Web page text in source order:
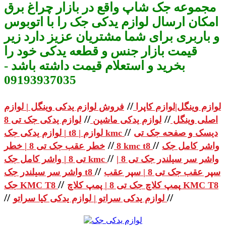
مجموعه جک شاپ واقع در بازار چراغ برق
امکان ارسال لوازم یدکی جک را با اتوبوس
و باربری برای شما مشتریان عزیز دارد زیر
قیمت بازار جنس و قطعه یدکی خود را
بخرید و استعلام قیمت داشته باشد -
09193937035
لوازم وینگل|لوازم کاپرا // فروش لوازم یدکی وینگل | لوازم
اصلی وینگل // لوازم یدکی ماشین //
لوازم یدکی جک تی 8
| لوازم یدکی جک t8 | لوازم kmc // دیسک و صفحه جک تی
8
// خطر عقب جک تی 8 | خطر kmc t8 // واشر کامل جک
تی 8 | واشر کامل جک kmc // واشر سر سیلندر جک تی 8 |
واشر سر سیلندر جک t8 // سپر عقب جک تی 8 | سپر عقب
جک KMC T8 // پمپ کلاچ جک تی 8 | پمپ کلاچ KMC T8
// //